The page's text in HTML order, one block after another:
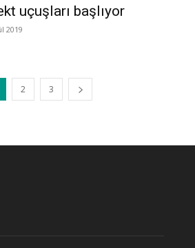
uçuşları başlıyor
2019
2 3